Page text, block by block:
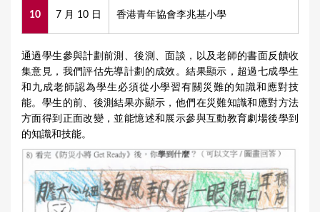
10 7 月 10 日 香港青年協會李兆基小學
通過學生參與計劃前測、後測、面談，以及老師的書面反饋收
集意見，我們評估先導計劃的成效。結果顯示，超過七成學生
和九成老師認為學生必須從小學習有關災難的知識和應對技
能。學生的前、後測結果亦顯示，他們在災難知識和應對方法
方面得到正面改變，並能憶述和展示參與互動教育劇場後學到
的知識和技能。